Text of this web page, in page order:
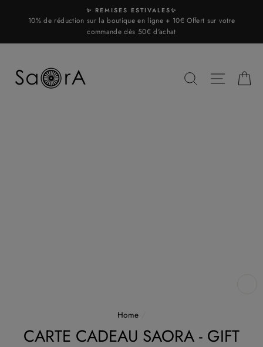
✨ REMISES ESTIVALES✨
10% de réduction sur la boutique en ligne + 10€ Offert sur votre
commande dès 50€ d'achat
SEARCHSITE
Home
CARTE CADEAU SAORA - GIFT